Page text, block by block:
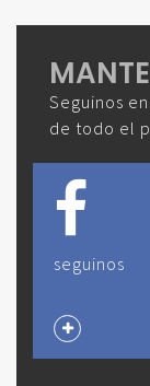
Seguinos
de todo el
seguinos